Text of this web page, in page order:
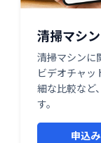
清掃マシ
清掃マシンに
ビデオチャッ
細な比較など
す。
申込